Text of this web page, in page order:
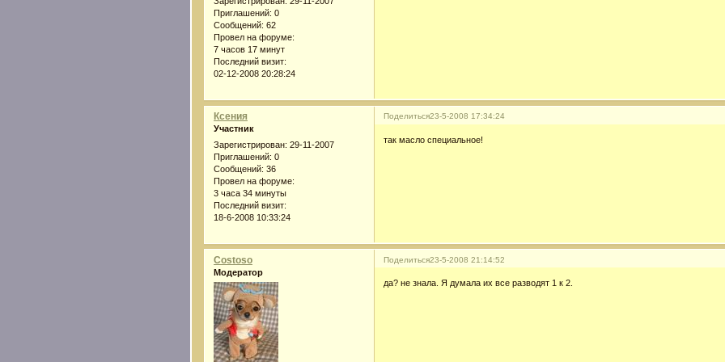
Приглашений: 0
Сообщений: 62
Провел на форуме:
7 часов 17 минут
Последний визит:
02-12-2008 20:28:24
Поделиться23-5-2008 17:34:24
Ксения
Участник
Зарегистрирован: 29-11-2007
Приглашений: 0
Сообщений: 36
Провел на форуме:
3 часа 34 минуты
Последний визит:
18-6-2008 10:33:24
так масло специальное!
Поделиться23-5-2008 21:14:52
Costoso
Модератор
да? не знала. Я думала их все разводят 1 к 2.